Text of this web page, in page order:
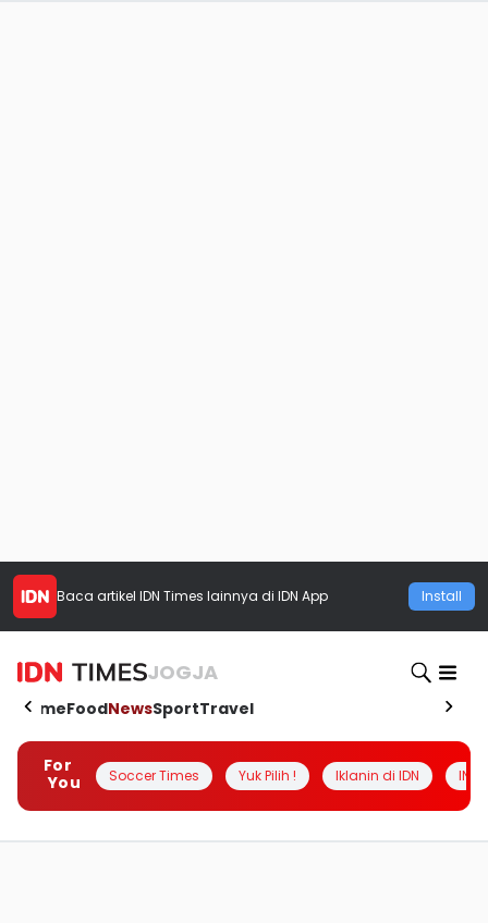
Baca artikel IDN Times lainnya di IDN App Install
JOGJA
HomeFoodNewsSportTravel
For
You
Soccer Times Yuk Pilih ! Iklanin di IDN